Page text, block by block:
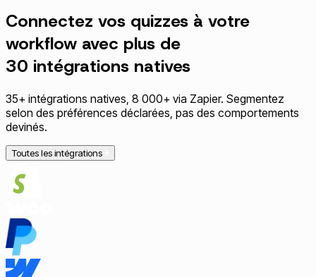
Connectez vos quizzes à votre
workflow avec plus de
30 intégrations natives
35+ intégrations natives, 8 000+ via Zapier. Segmentez
selon des préférences déclarées, pas des comportements
devinés.
Toutes les intégrations